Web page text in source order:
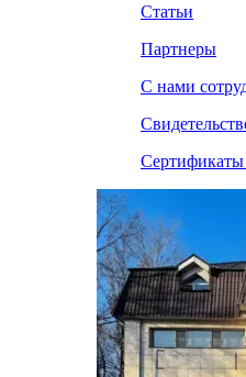
Статьи
Партнеры
С нами
Сертификаты